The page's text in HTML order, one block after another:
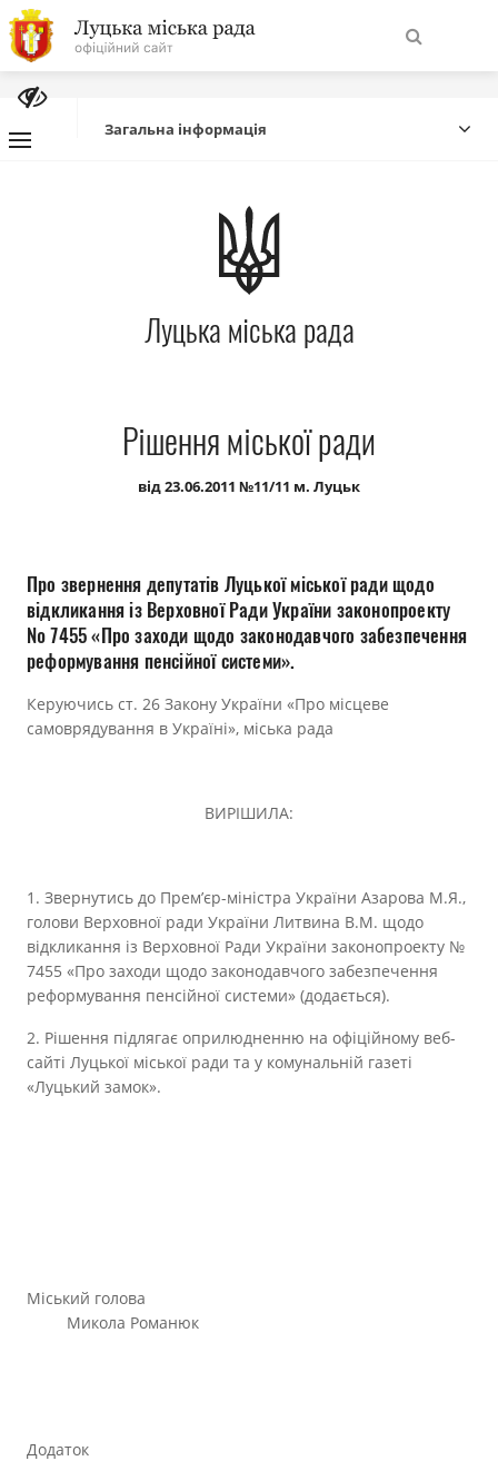
На
головну
Про місто
Міська влада
Міська рада
Публічна інформація
Документи
Загальна інформація
Луцька міська рада
Рішення міської ради
від 23.06.2011 №11/11 м. Луцьк
Про звернення депутатів Луцької міської ради щодо
відкликання із Верховної Ради України законопроекту
№ 7455 «Про заходи щодо законодавчого забезпечення
реформування пенсійної системи».
Керуючись ст. 26 Закону України «Про місцеве
самоврядування в Україні», міська рада
ВИРІШИЛА:
1. Звернутись до Прем’єр-міністра України Азарова М.Я.,
голови Верховної ради України Литвина В.М. щодо
відкликання із Верховної Ради України законопроекту №
7455 «Про заходи щодо законодавчого забезпечення
реформування пенсійної системи» (додається).
2. Рішення підлягає оприлюдненню на офіційному веб-
сайті Луцької міської ради та у комунальній газеті
«Луцький замок».
Міський голова
Микола Романюк
Додаток